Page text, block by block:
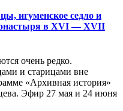
игуменское седло и
в XVI — XVII
очень редко.
и старицами вне
«Архивная история»
Эфир 27 мая и 24 июня